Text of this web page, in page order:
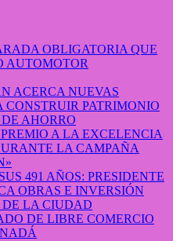
OBLIGATORIA QUE
AUTOMOTOR
ACERCA NUEVAS
CONSTRUIR PATRIMONIO
AHORRO
A LA EXCELENCIA
LA CAMPAÑA
491 AÑOS: PRESIDENTE
OBRAS E INVERSIÓN
DE LA CIUDAD
DE LIBRE COMERCIO